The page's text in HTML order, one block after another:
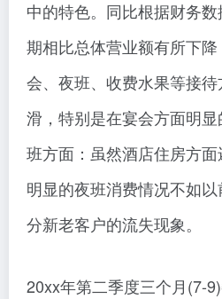
中的特色。同比根据财务
期相比总体营业额有所下
会、夜班、收费水果等接
滑，特别是在宴会方面明
班方面：虽然酒店住房方
明显的夜班消费情况不如
分新老客户的流失现象。
20xx年第二季度三个月(7-